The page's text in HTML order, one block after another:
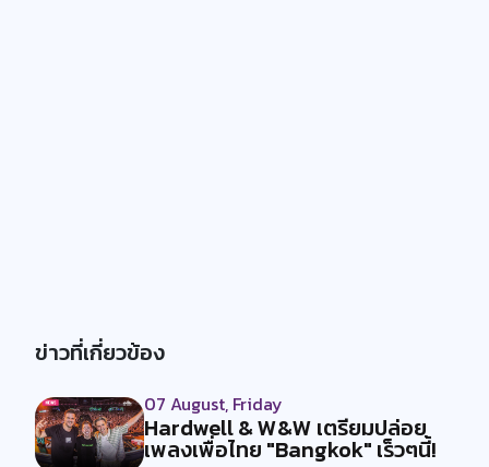
ข่าวที่เกี่ยวข้อง
07 August, Friday
Hardwell & W&W เตรียมปล่อย
เพลงเพื่อไทย "Bangkok" เร็วๆนี้!